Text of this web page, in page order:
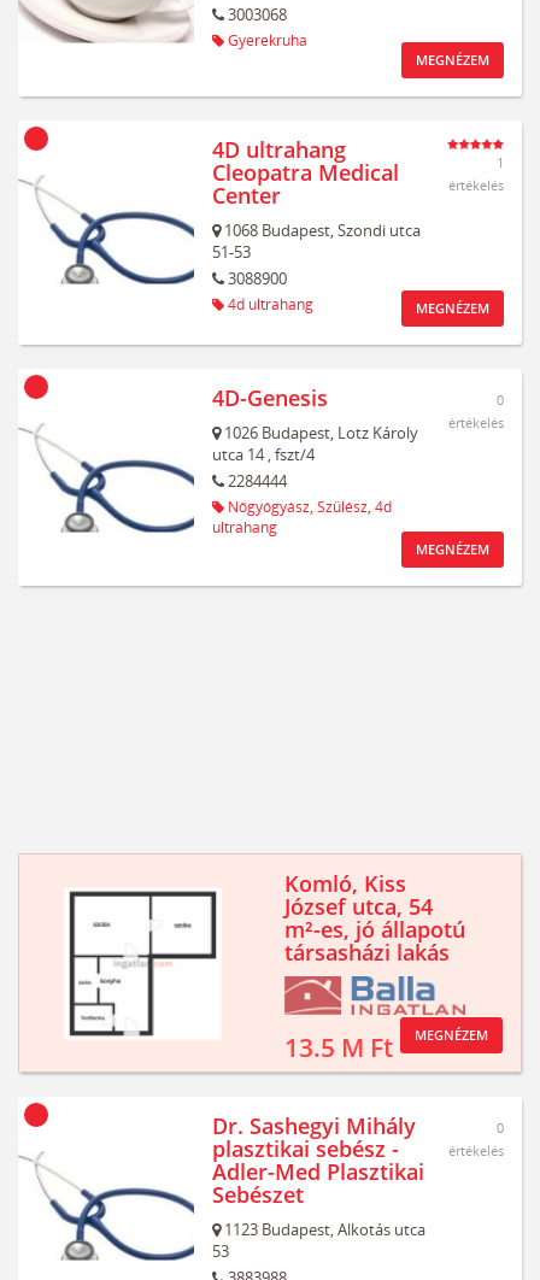
3003068
Gyerekruha
MEGNÉZEM
4D ultrahang
Cleopatra Medical
Center
1068 Budapest,Szondi utca
51-53
3088900
4d ultrahang
1
értékelés
MEGNÉZEM
4D-Genesis
1026 Budapest, Lotz Károly
utca 14, fszt/4
2284444
Nőgyógyász, Szülész, 4d
ultrahang
0
értékelés
MEGNÉZEM
Komló, Kiss
József utca, 54
m²-es, jó állapotú
társasházi lakás
13.5 M Ft MEGNÉZEM
Dr. Sashegyi Mihály
plasztikai sebész -
Adler-Med Plasztikai
Sebészet
1123 Budapest,Alkotás utca
53
0
értékelés